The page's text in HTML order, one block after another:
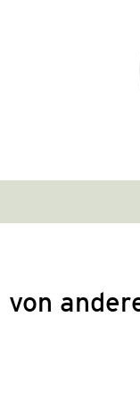
von